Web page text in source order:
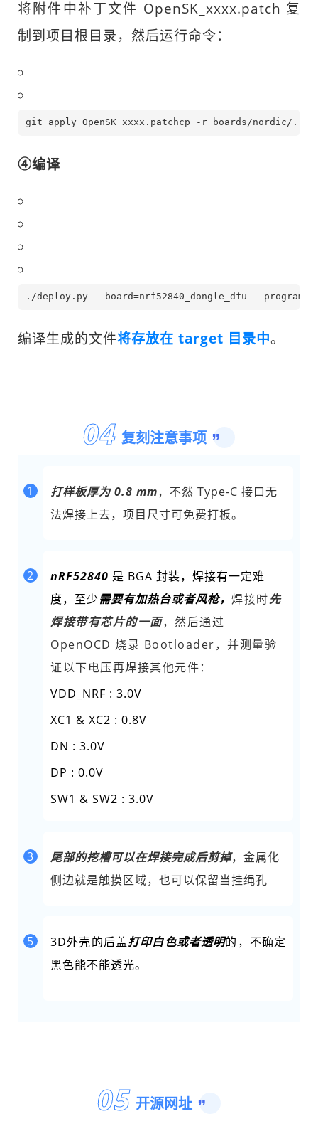
将附件中补丁文件 OpenSK_xxxx.patch 复
制到项目根目录，然后运行命令：
git apply OpenSK_xxxx.patchcp -r boards/nordic/.
④编译
./deploy.py --board=nrf52840_dongle_dfu --
编译生成的文件将存放在 target 目录中。
04 复刻注意事项 ”
1 打样板厚为 0.8 mm，不然 Type-C 接口无
法焊接上去，项目尺寸可免费打板。
2 nRF52840 是 BGA 封装，焊接有一定难
度，至少需要有加热台或者风枪， 焊接时先
焊接带有芯片的一面，然后通过
OpenOCD 烧录 Bootloader，并测量验
证以下电压再焊接其他元件：
VDD_NRF : 3.0V
XC1 & XC2 : 0.8V
DN : 3.0V
DP : 0.0V
SW1 & SW2 : 3.0V
3 尾部的挖槽可以在焊接完成后剪掉，金属化
侧边就是触摸区域，也可以保留当挂绳孔
5 3D外壳的后盖打印白色或者透明的，不确定
黑色能不能透光。
05 开源网址 ”